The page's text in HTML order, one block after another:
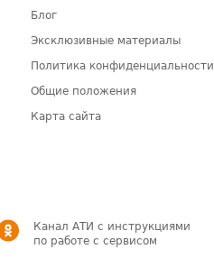
Блог
Эксклюзивные материалы
Политика конфиденциальности
Общие положения
Карта сайта
Канал АТИ с инструкциями
по работе с сервисом